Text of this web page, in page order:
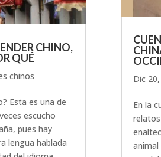
CHINO,
QUÉ
chinos
Esta es una de
escucho
pues hay
lengua hablada
Dic
En la
animal